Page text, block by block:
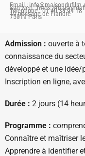
Email :
Site web : https://
Téléphone : 01 40 34 94 18
10 passage de Flandre
75019 Paris
Admission : ouverte à
connaissance du
développé et une
Inscription en ligne,
Durée : 2 jours (14
Programme :
Connaître et maîtriser
Apprendre à identifier